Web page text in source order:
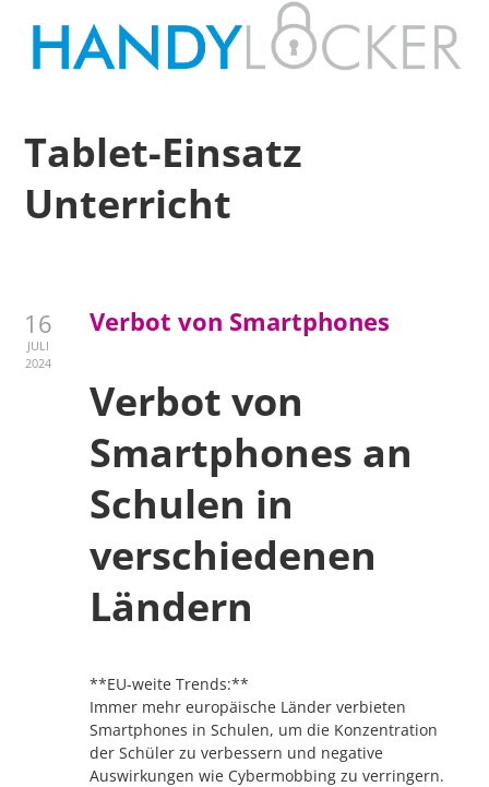
Tablet-Einsatz
Unterricht
16
JULI
2024
Verbot von Smartphones
Verbot von
Smartphones an
Schulen in
verschiedenen
Ländern
**EU-weite Trends:**
Immer mehr europäische Länder verbieten
Smartphones in Schulen, um die Konzentration
der Schüler zu verbessern und negative
Auswirkungen wie Cybermobbing zu verringern.